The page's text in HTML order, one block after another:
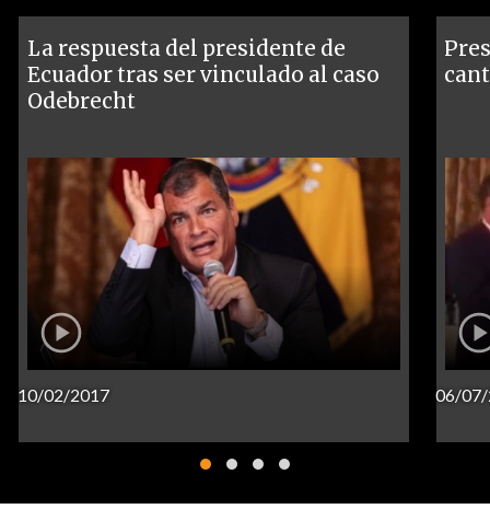
La respuesta del presidente de
Ecuador tras ser vinculado al caso
Odebrecht
10/02/2017 06/